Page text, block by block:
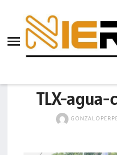
TLX-
aamtlax
abanderamiento